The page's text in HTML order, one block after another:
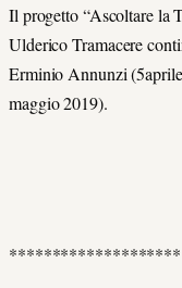
Il progetto “Ascoltare la
Ulderico Tramacere
Erminio Annunzi
maggio 2019).
********************